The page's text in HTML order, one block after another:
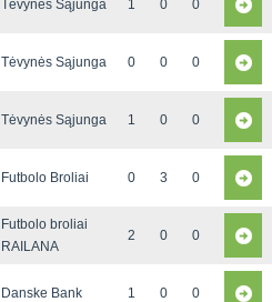
Tėvynės Sąjunga 1 0 0
Tėvynės Sąjunga 0 0 0
Tėvynės Sąjunga 1 0 0
Futbolo Broliai 0 3 0
Futbolo broliai
RAILANA
2 0 0
Danske Bank 1 0 0